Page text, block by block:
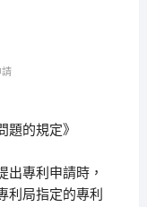
題的規定》
出專利申請時，
利局指定的專利